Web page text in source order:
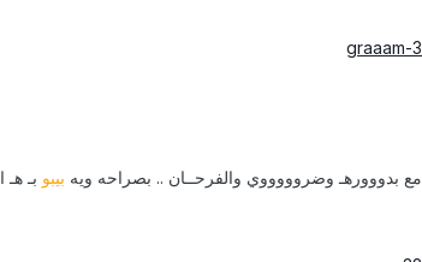
مع بدووورهـ وضروووووي والفرحــان .. بصراحه ويه بيبو بـ هـ